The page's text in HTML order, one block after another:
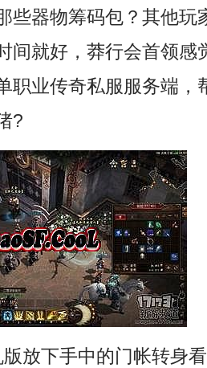
些器物筹码包？其他玩
间就好，莽行会首领感
职业传奇私服服务端，
?
放下手中的门帐转身